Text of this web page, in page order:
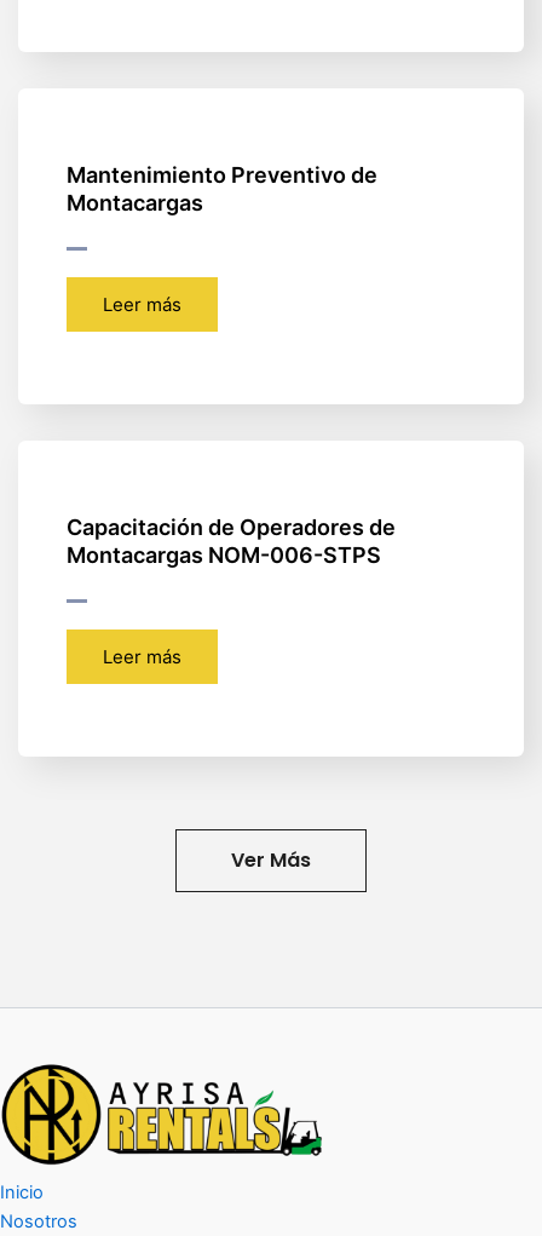
Mantenimiento Preventivo de
Montacargas
Leer más
Capacitación de Operadores de
Montacargas NOM-006-STPS
Leer más
Ver Más
Inicio
Nosotros